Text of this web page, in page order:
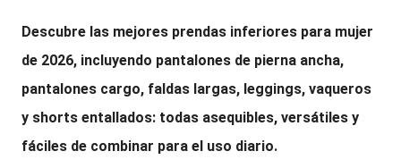
Descubre las mejores prendas inferiores para mujer
de 2026, incluyendo pantalones de pierna ancha,
pantalones cargo, faldas largas, leggings, vaqueros
y shorts entallados: todas asequibles, versátiles y
fáciles de combinar para el uso diario.